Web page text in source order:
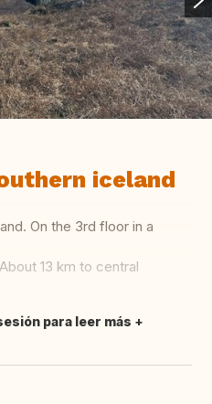
iceland
On the 3rd floor in a
13 km to central
para leer más